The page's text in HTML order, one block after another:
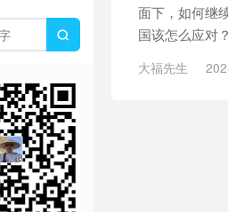

面下，如何继
国该怎么应对
大福先生